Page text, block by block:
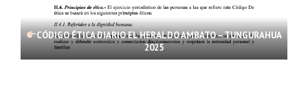
CÓDIGO ÉTICA DIARIO EL HERALDO AMBATO – TUNGURAHUA
2025